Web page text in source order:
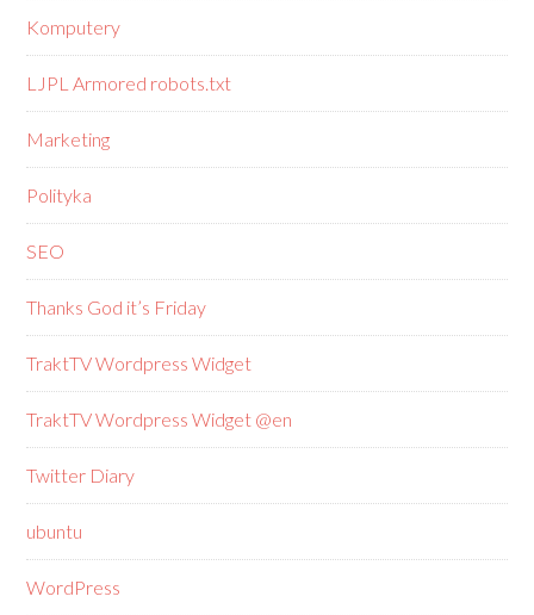
Komputery
LJPL Armored robots.txt
Marketing
Polityka
SEO
Thanks God it’s Friday
TraktTV Wordpress Widget
TraktTV Wordpress Widget @en
Twitter Diary
ubuntu
WordPress